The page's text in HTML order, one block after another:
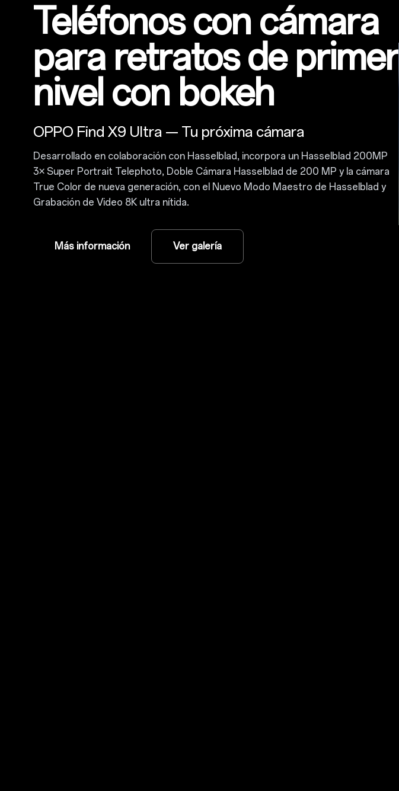
Teléfonos con cámara
para retratos de primer
nivel con bokeh
OPPO Find X9 Ultra — Tu próxima cámara
Desarrollado en colaboración con Hasselblad, incorpora un Hasselblad 200MP
3× Super Portrait Telephoto, Doble Cámara Hasselblad de 200 MP y la cámara
True Color de nueva generación, con el Nuevo Modo Maestro de Hasselblad y
Grabación de Video 8K ultra nítida.
Más información Ver galería